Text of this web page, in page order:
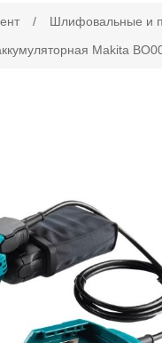
/ Шлифовальные и
Makita